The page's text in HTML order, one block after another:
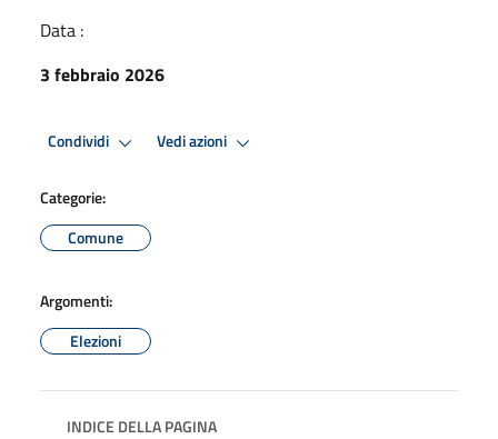
Data :
3 febbraio 2026
Condividi Vedi azioni
Categorie:
Comune
Argomenti:
Elezioni
INDICE DELLA PAGINA